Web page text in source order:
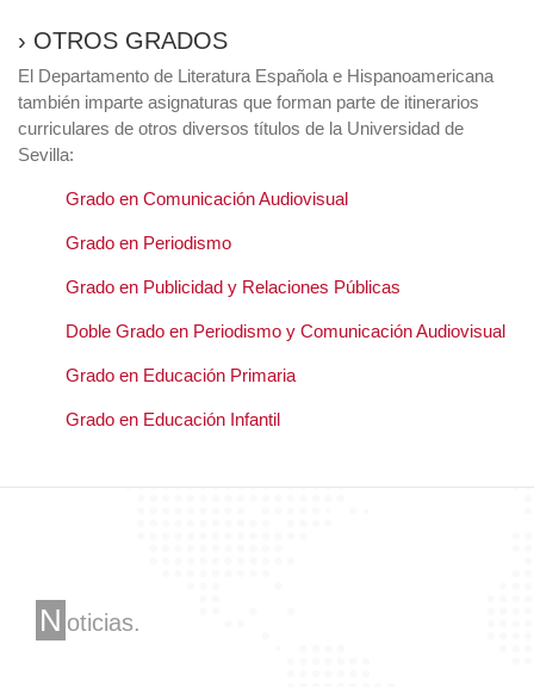
› OTROS GRADOS
El Departamento de Literatura Española e Hispanoamericana
también imparte asignaturas que forman parte de itinerarios
curriculares de otros diversos títulos de la Universidad de
Sevilla:
Grado en Comunicación Audiovisual
Grado en Periodismo
Grado en Publicidad y Relaciones Públicas
Doble Grado en Periodismo y Comunicación Audiovisual
Grado en Educación Primaria
Grado en Educación Infantil
N oticias